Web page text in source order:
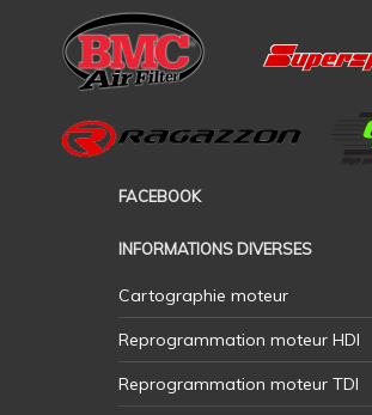
FACEBOOK
INFORMATIONS DIVERSES
Cartographie moteur
Reprogrammation moteur HDI
Reprogrammation moteur TDI